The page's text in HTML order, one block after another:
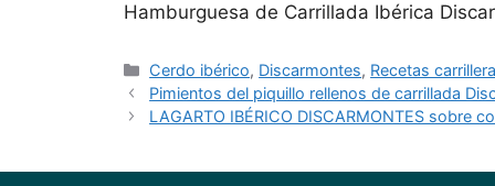
Hamburguesa de Carrillada Ibérica
Cerdo ibérico, Discarmontes, Recetas
Pimientos del piquillo rellenos de carrillada
LAGARTO IBÉRICO DISCARMONTES sobre